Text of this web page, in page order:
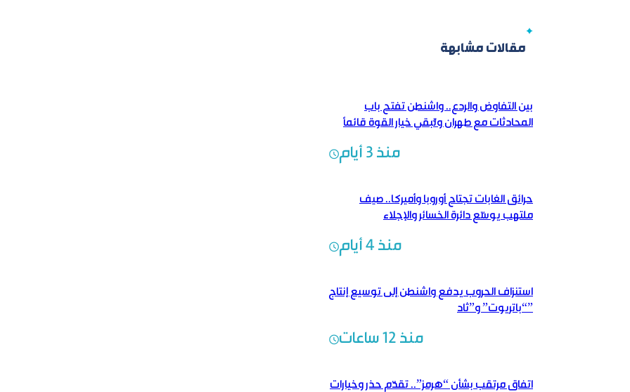
مقالات مشابهة
بين التفاوض والردع.. واشنطن تفتح باب
المحادثات مع طهران وتُبقي خيار القوة قائماً
منذ 3 أيام
حرائق الغابات تجتاح أوروبا وأميركا.. صيف
ملتهب يوسّع دائرة الخسائر والإجلاء
منذ 4 أيام
استنزاف الحروب يدفع واشنطن إلى توسيع إنتاج
“باتريوت” و”ثاد”
منذ 12 ساعات
اتفاق مرتقب بشأن “هرمز”.. تقدّم حذر وخيارات